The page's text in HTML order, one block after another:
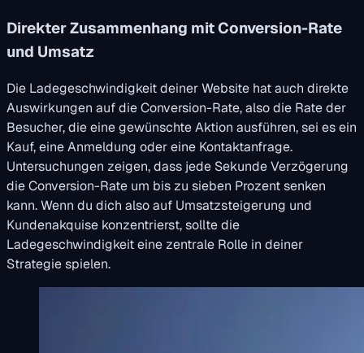
Direkter Zusammenhang mit Conversion-Rate
und Umsatz
Die Ladegeschwindigkeit deiner Website hat auch direkte
Auswirkungen auf die Conversion-Rate, also die Rate der
Besucher, die eine gewünschte Aktion ausführen, sei es ein
Kauf, eine Anmeldung oder eine Kontaktanfrage.
Untersuchungen zeigen, dass jede Sekunde Verzögerung
die Conversion-Rate um bis zu sieben Prozent senken
kann. Wenn du dich also auf Umsatzsteigerung und
Kundenakquise konzentrierst, sollte die
Ladegeschwindigkeit eine zentrale Rolle in deiner
Strategie spielen.